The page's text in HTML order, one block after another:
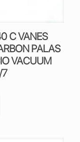
C VANES
PALAS
VACUUM